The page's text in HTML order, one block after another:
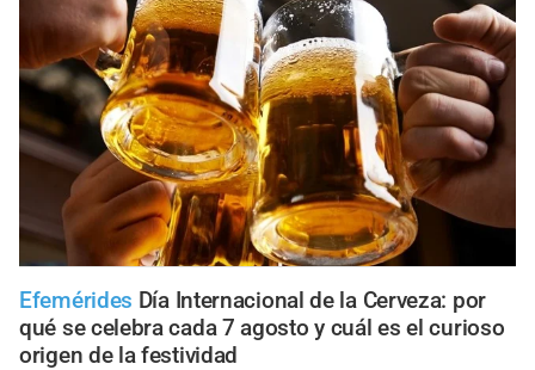
Efemérides Día Internacional de la Cerveza: por
qué se celebra cada 7 agosto y cuál es el curioso
origen de la festividad